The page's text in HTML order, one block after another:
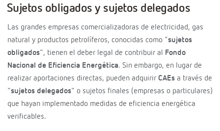
Sujetos obligados y sujetos delegados
Las grandes empresas comercializadoras de electricidad, gas
natural y productos petrolíferos, conocidas como "sujetos
obligados", tienen el deber legal de contribuir al Fondo
Nacional de Eficiencia Energética. Sin embargo, en lugar de
realizar aportaciones directas, pueden adquirir CAEs a través de
"sujetos delegados" o sujetos finales (empresas o particulares)
que hayan implementado medidas de eficiencia energética
verificables.